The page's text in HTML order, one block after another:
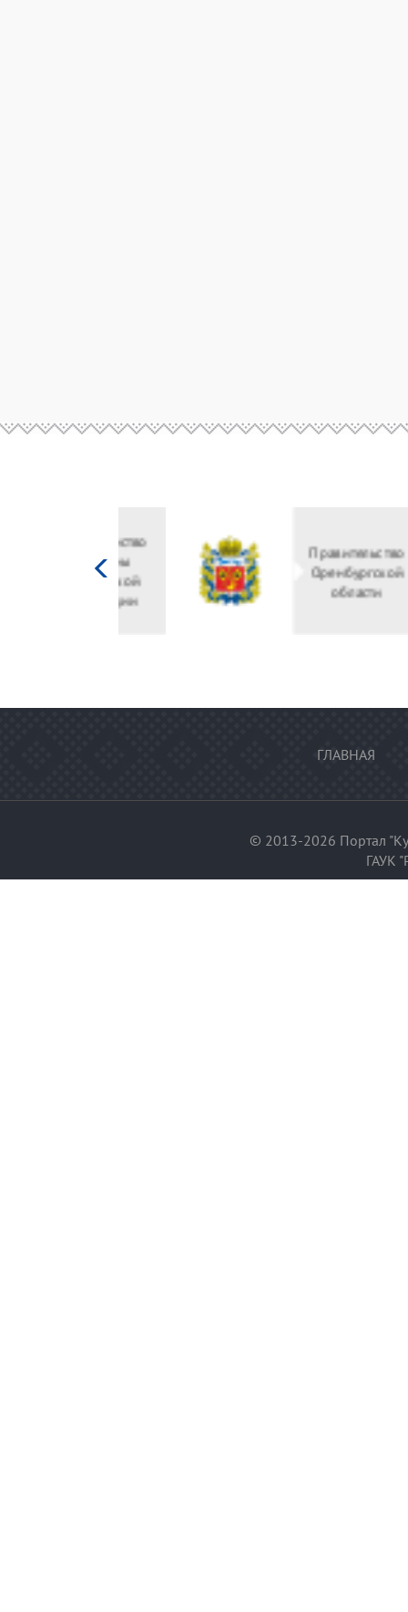
Министерство
культуры
Российской
федерации
ГЛАВНАЯ
© 2013-2026 Портал
ГАУК